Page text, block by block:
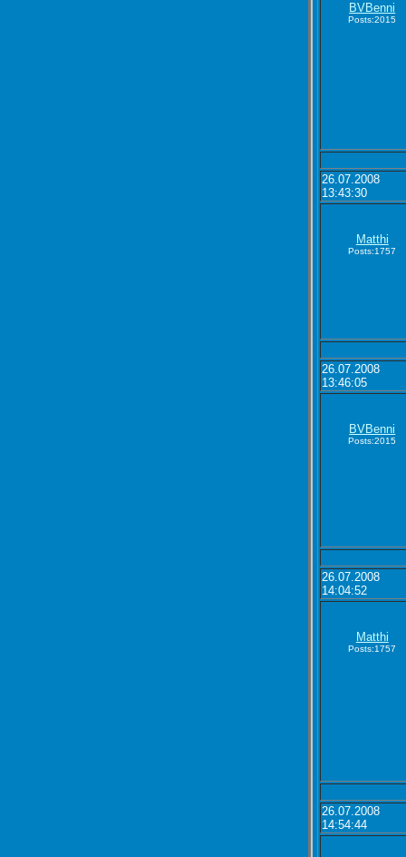
BVBenni
Posts:2015
26.07.2008
13:43:30
Matthi
Posts:1757
26.07.2008
13:46:05
BVBenni
Posts:2015
26.07.2008
14:04:52
Matthi
Posts:1757
26.07.2008
14:54:44